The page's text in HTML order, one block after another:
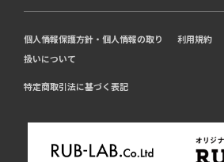
個人情報保護方針・個人情報の取り
扱いについて
利用規約
特定商取引法に基づく表記